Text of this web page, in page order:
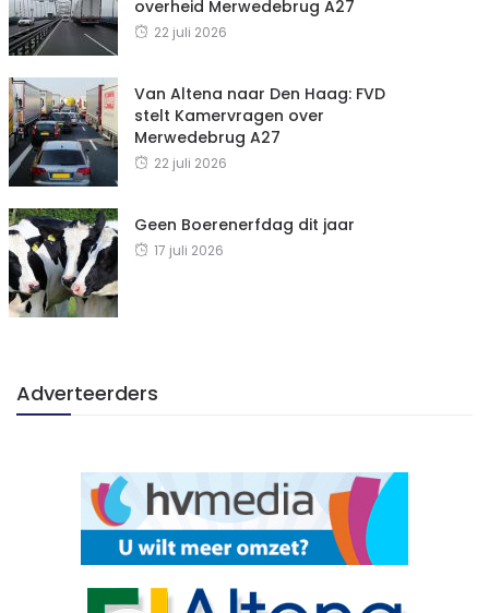
overheid Merwedebrug A27
22 juli 2026
Van Altena naar Den Haag: FVD
stelt Kamervragen over
Merwedebrug A27
22 juli 2026
Geen Boerenerfdag dit jaar
17 juli 2026
Adverteerders